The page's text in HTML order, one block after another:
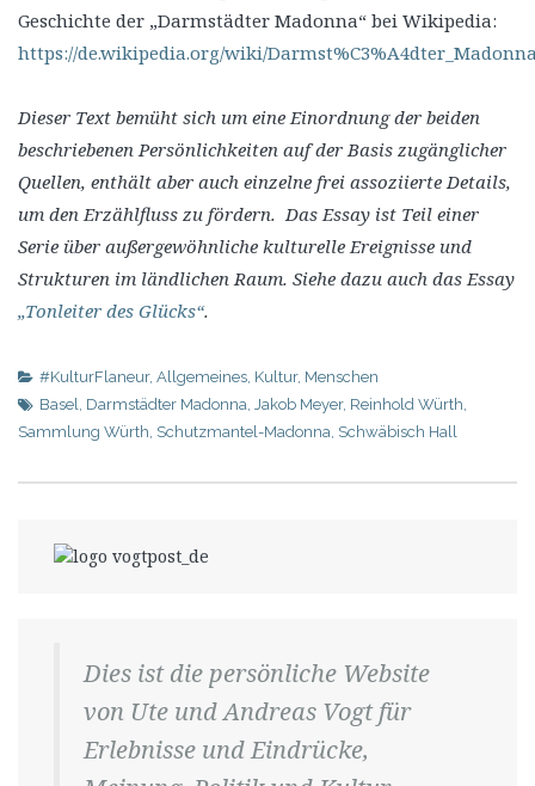
Geschichte der „Darmstädter Madonna“ bei Wikipedia:
https://de.wikipedia.org/wiki/
Dieser Text bemüht sich um eine Einordnung der beiden
beschriebenen Persönlichkeiten auf der Basis zugänglicher
Quellen, enthält aber auch einzelne frei assoziierte Details,
um den Erzählfluss zu fördern. Das Essay ist Teil einer
Serie über außergewöhnliche kulturelle Ereignisse und
Strukturen im ländlichen Raum. Siehe dazu auch das Essay
„Tonleiter des Glücks“.
#KulturFlaneur, Allgemeines, Kultur, Menschen
Basel, Darmstädter Madonna, Jakob Meyer, Reinhold Würth,
Sammlung Würth, Schutzmantel-Madonna, Schwäbisch Hall
Dies ist die persönliche Website
von Ute und Andreas Vogt für
Erlebnisse und Eindrücke,